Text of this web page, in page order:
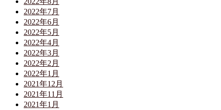
2022年7月
2022年6月
2022年5月
2022年4月
2022年3月
2022年2月
2022年1月
2021年12月
2021年11月
2021年1月